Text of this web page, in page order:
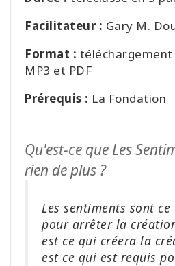
Facilitateur : Gary M.
Format :
MP3 et PDF
Prérequis : La Fondation
Qu'est-ce que Les
rien de plus ?
Les sentiments sont
pour arrêter la
est ce qui créera la
est ce qui est requis